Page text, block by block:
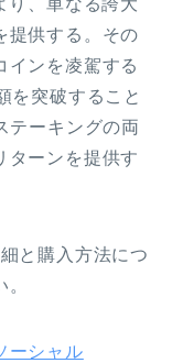
提供する。その
インを凌駕する
を突破すること
テーキングの両
ターンを提供す
と購入方法につ
ーシャル